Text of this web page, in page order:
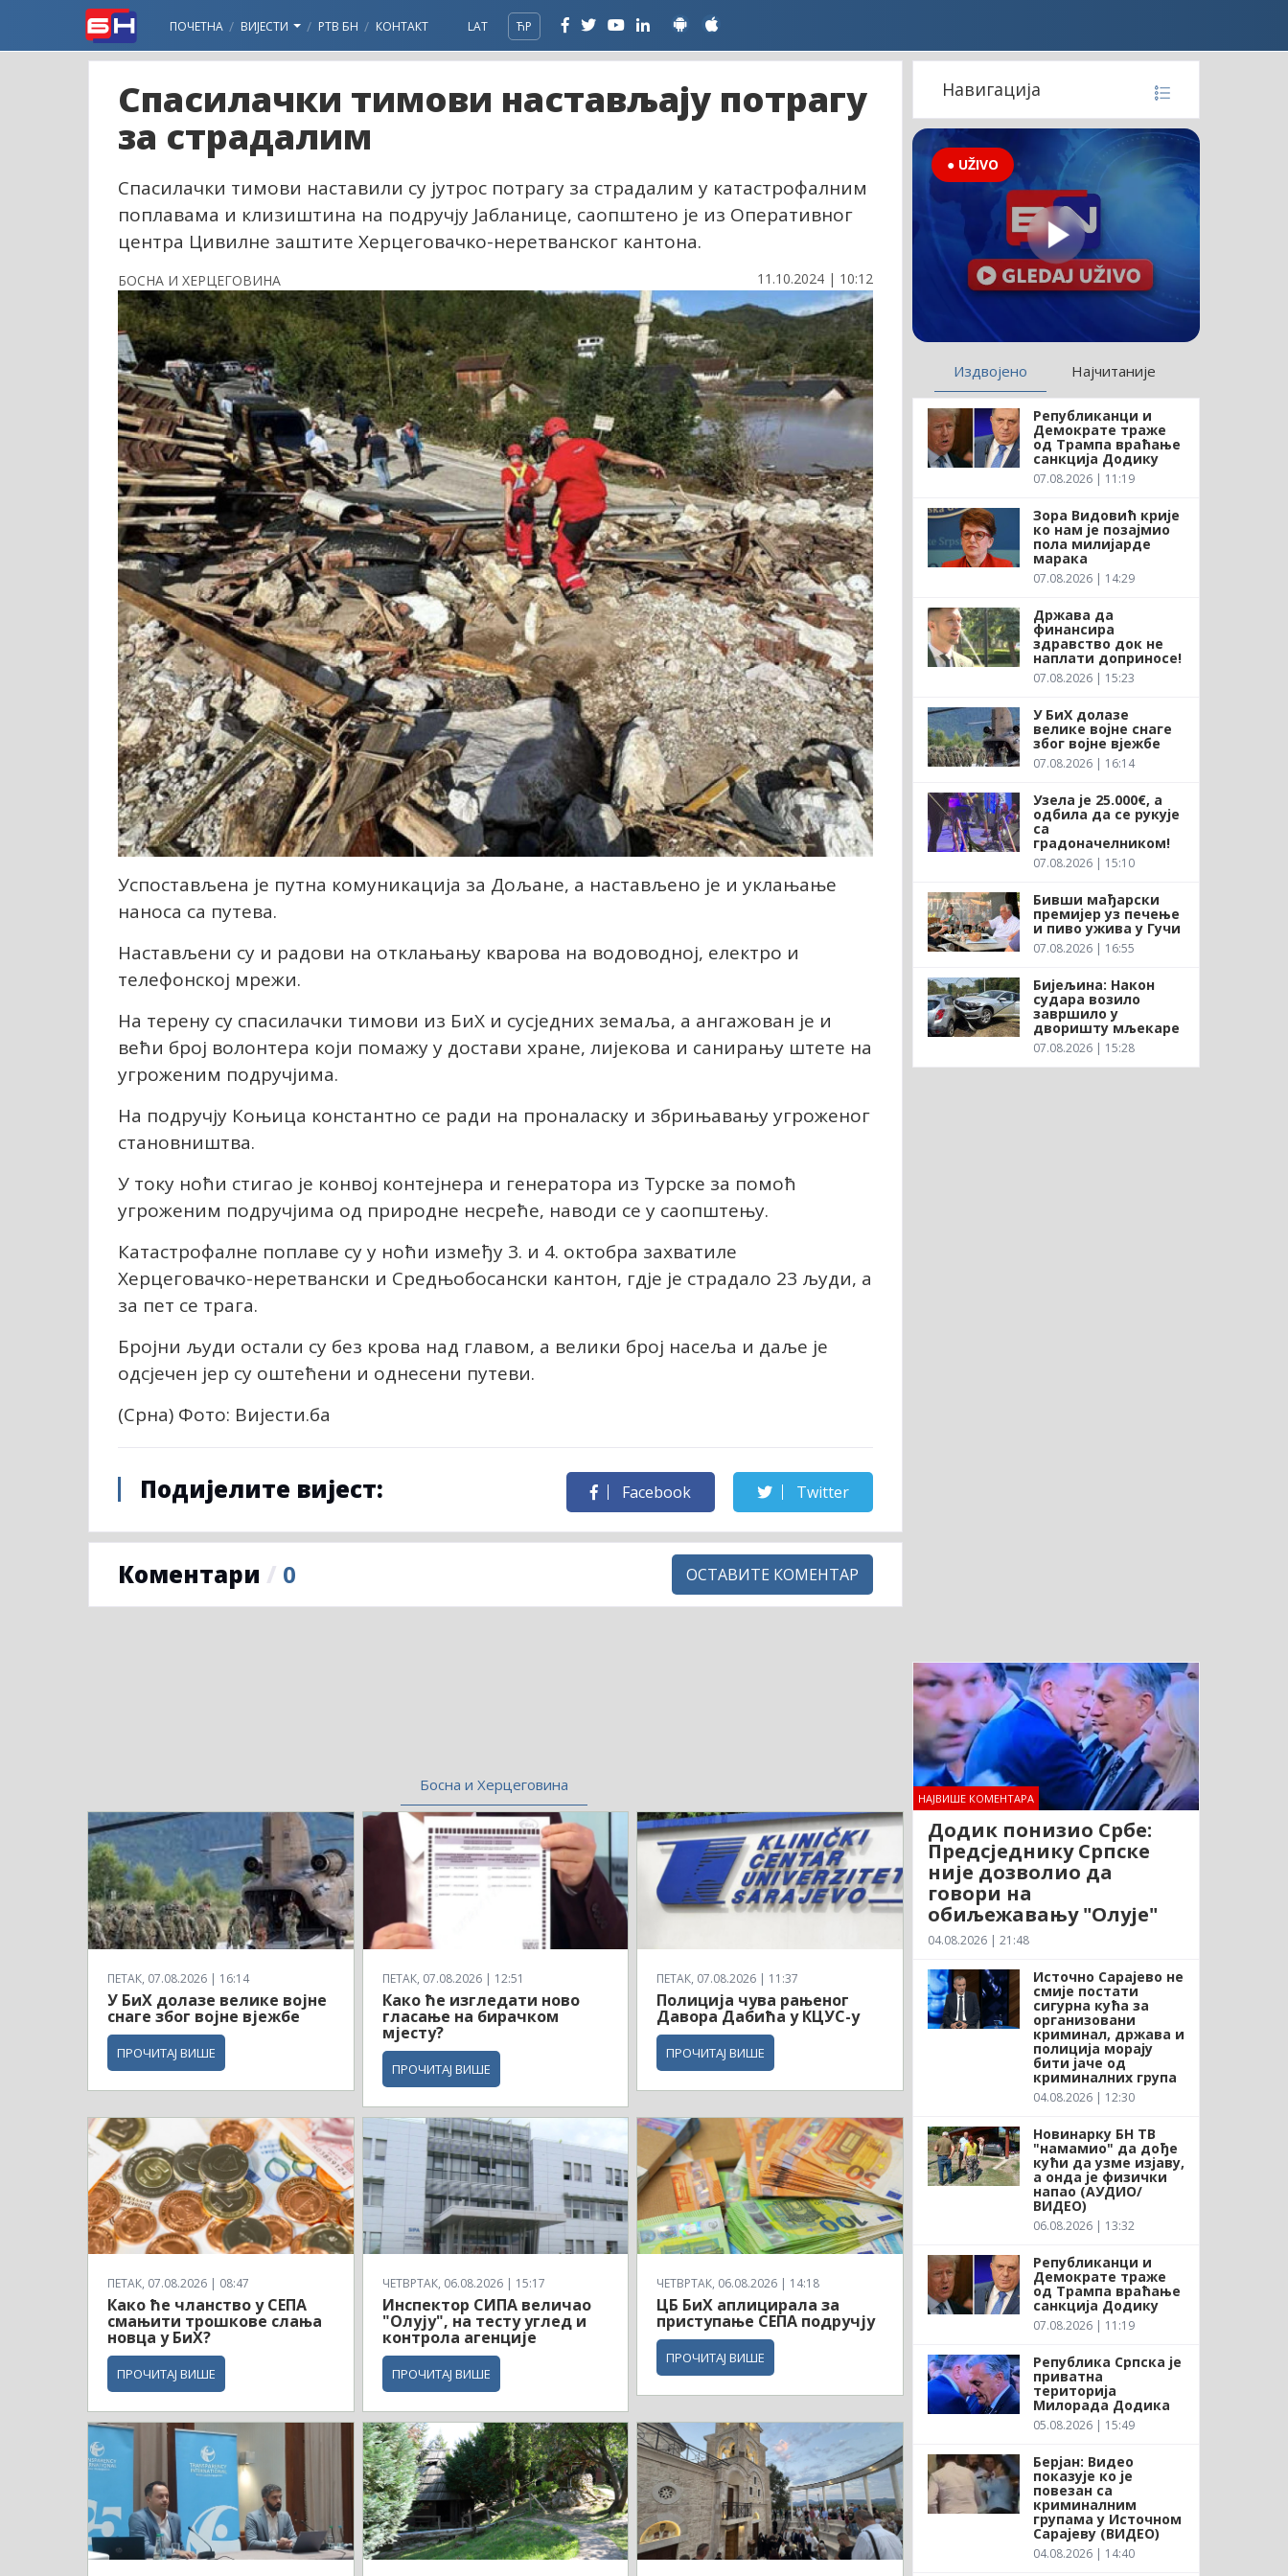
ПОЧЕТНА ВИЈЕСТИ РТВ БН КОНТАКТ LAT ЋР
Спасилачки тимови настављају потрагу
за страдалим
Спасилачки тимови наставили су јутрос потрагу за страдалим у катастрофалним
поплавама и клизиштина на подручју Јабланице, саопштено је из Оперативног
центра Цивилне заштите Херцеговачко-неретванског кантона.
БОСНА И ХЕРЦЕГОВИНА 11.10.2024 | 10:12
Успостављена је путна комуникација за Дољане, а настављено је и уклањање
наноса са путева.
Настављени су и радови на отклањању кварова на водоводној, електро и
телефонској мрежи.
На терену су спасилачки тимови из БиХ и сусједних земаља, а ангажован је и
већи број волонтера који помажу у достави хране, лијекова и санирању штете на
угроженим подручјима.
На подручју Коњица константно се ради на проналаску и збрињавању угроженог
становништва.
У току ноћи стигао је конвој контејнера и генератора из Турске за помоћ
угроженим подручјима од природне несреће, наводи се у саопштењу.
Катастрофалне поплаве су у ноћи између 3. и 4. октобра захватиле
Херцеговачко-неретвански и Средњобосански кантон, гдје је страдало 23 људи, а
за пет се трага.
Бројни људи остали су без крова над главом, а велики број насеља и даље је
одсјечен јер су оштећени и однесени путеви.
(Срна) Фото: Вијести.ба
Подијелите вијест: Facebook Twitter
Коментари / 0 ОСТАВИТЕ КОМЕНТАР
Босна и Херцеговина
ПЕТАК, 07.08.2026 | 16:14
У БиХ долазе велике војне
снаге због војне вјежбе
ПРОЧИТАЈ ВИШЕ
ПЕТАК, 07.08.2026 | 12:51
Како ће изгледати ново
гласање на бирачком
мјесту?
ПРОЧИТАЈ ВИШЕ
ПЕТАК, 07.08.2026 | 11:37
Полиција чува рањеног
Давора Дабића у КЦУС-у
ПРОЧИТАЈ ВИШЕ
ПЕТАК, 07.08.2026 | 08:47
Како ће чланство у СЕПА
смањити трошкове слања
новца у БиХ?
ПРОЧИТАЈ ВИШЕ
ЧЕТВРТАК, 06.08.2026 | 15:17
Инспектор СИПА величао
"Олују", на тесту углед и
контрола агенције
ПРОЧИТАЈ ВИШЕ
ЧЕТВРТАК, 06.08.2026 | 14:18
ЦБ БиХ аплицирала за
приступање СЕПА подручју
ПРОЧИТАЈ ВИШЕ
Навигација
● UŽIVO
Издвојено Најчитаније
Републиканци и
Демократе траже
од Трампа враћање
санкција Додику
07.08.2026 | 11:19
Зора Видовић крије
ко нам је позајмио
пола милијарде
марака
07.08.2026 | 14:29
Држава да
финансира
здравство док не
наплати доприносе!
07.08.2026 | 15:23
У БиХ долазе
велике војне снаге
због војне вјежбе
07.08.2026 | 16:14
Узела је 25.000€, а
одбила да се рукује
са
градоначелником!
07.08.2026 | 15:10
Бивши мађарски
премијер уз печење
и пиво ужива у Гучи
07.08.2026 | 16:55
Бијељина: Након
судара возило
завршило у
дворишту мљекаре
07.08.2026 | 15:28
НАЈВИШЕ КОМЕНТАРА
Додик понизио Србе:
Предсједнику Српске
није дозволио да
говори на
обиљежавању "Олује"
04.08.2026 | 21:48
Источно Сарајево не
смије постати
сигурна кућа за
организовани
криминал, држава и
полиција морају
бити јаче од
криминалних група
04.08.2026 | 12:30
Новинарку БН ТВ
"намамио" да дође
кући да узме изјаву,
а онда је физички
напао (АУДИО/
ВИДЕО)
06.08.2026 | 13:32
Републиканци и
Демократе траже
од Трампа враћање
санкција Додику
07.08.2026 | 11:19
Република Српска је
приватна
територија
Милорада Додика
05.08.2026 | 15:49
Берјан: Видео
показује ко је
повезан са
криминалним
групама у Источном
Сарајеву (ВИДЕО)
04.08.2026 | 14:40